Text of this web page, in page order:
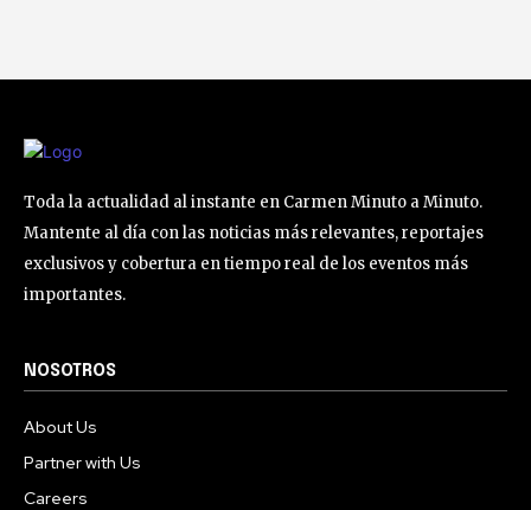
Toda la actualidad al instante en Carmen Minuto a Minuto.
Mantente al día con las noticias más relevantes, reportajes
exclusivos y cobertura en tiempo real de los eventos más
importantes.
NOSOTROS
About Us
Partner with Us
Careers